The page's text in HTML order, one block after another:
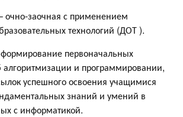
очно-заочная с применением
технологий (ДОТ ).
первоначальных
алгоритмизации и программировании,
успешного освоения учащимися
знаний и умений в
с информатикой.